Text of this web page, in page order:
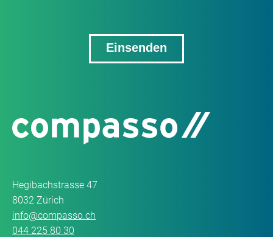
Hegibachstrasse 47
8032 Zürich
info@compasso.ch
044 225 80 30